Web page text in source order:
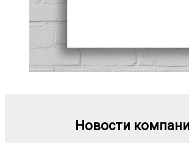
Новости